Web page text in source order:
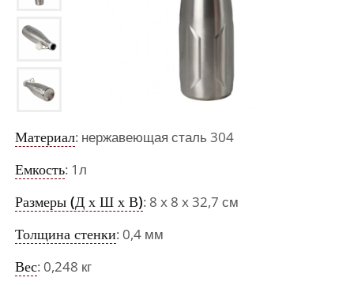
Материал: нержавеющая сталь 304
Емкость: 1л
Размеры (Д х Ш х В): 8 x 8 x 32,7 см
Толщина стенки: 0,4 мм
Вес: 0,248 кг